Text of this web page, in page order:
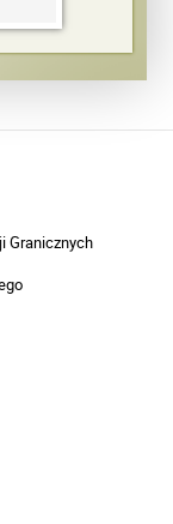
Granicznych